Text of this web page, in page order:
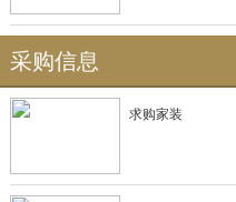
采购信息
求购家装